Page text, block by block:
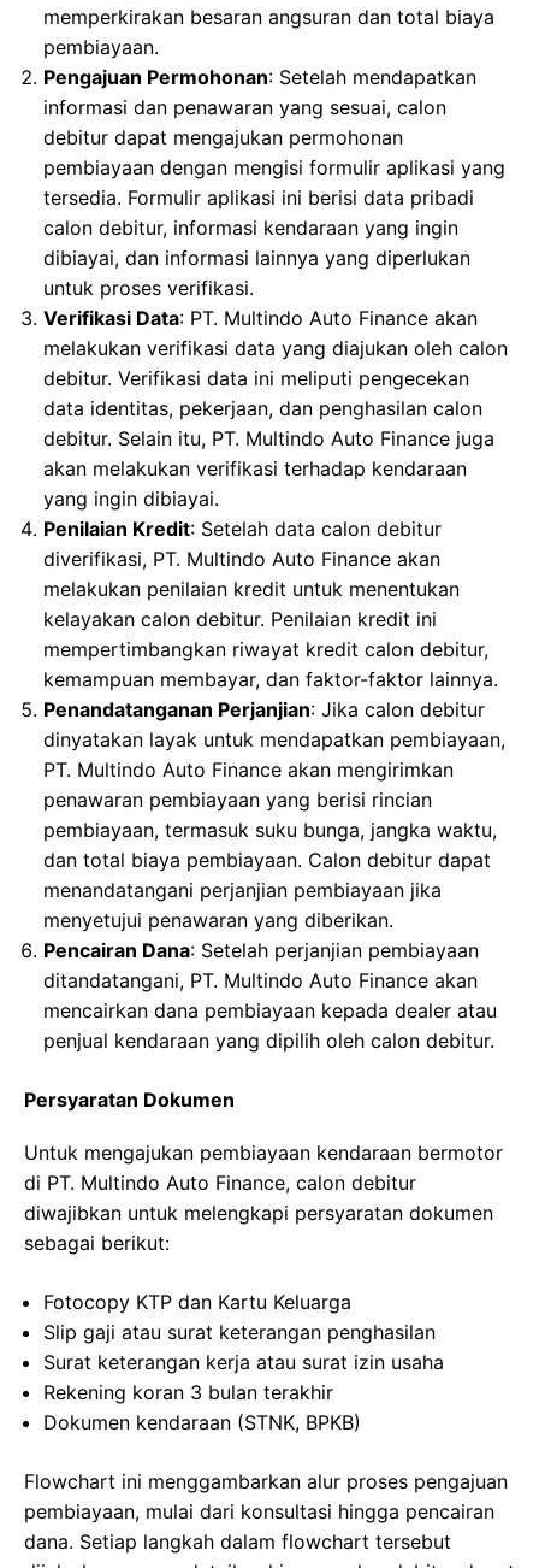
memperkirakan besaran angsuran dan total biaya
pembiayaan.
Pengajuan Permohonan: Setelah mendapatkan
informasi dan penawaran yang sesuai, calon
debitur dapat mengajukan permohonan
pembiayaan dengan mengisi formulir aplikasi yang
tersedia. Formulir aplikasi ini berisi data pribadi
calon debitur, informasi kendaraan yang ingin
dibiayai, dan informasi lainnya yang diperlukan
untuk proses verifikasi.
Verifikasi Data: PT. Multindo Auto Finance akan
melakukan verifikasi data yang diajukan oleh calon
debitur. Verifikasi data ini meliputi pengecekan
data identitas, pekerjaan, dan penghasilan calon
debitur. Selain itu, PT. Multindo Auto Finance juga
akan melakukan verifikasi terhadap kendaraan
yang ingin dibiayai.
Penilaian Kredit: Setelah data calon debitur
diverifikasi, PT. Multindo Auto Finance akan
melakukan penilaian kredit untuk menentukan
kelayakan calon debitur. Penilaian kredit ini
mempertimbangkan riwayat kredit calon debitur,
kemampuan membayar, dan faktor-faktor lainnya.
Penandatanganan Perjanjian: Jika calon debitur
dinyatakan layak untuk mendapatkan pembiayaan,
PT. Multindo Auto Finance akan mengirimkan
penawaran pembiayaan yang berisi rincian
pembiayaan, termasuk suku bunga, jangka waktu,
dan total biaya pembiayaan. Calon debitur dapat
menandatangani perjanjian pembiayaan jika
menyetujui penawaran yang diberikan.
Pencairan Dana: Setelah perjanjian pembiayaan
ditandatangani, PT. Multindo Auto Finance akan
mencairkan dana pembiayaan kepada dealer atau
penjual kendaraan yang dipilih oleh calon debitur.
Persyaratan Dokumen
Untuk mengajukan pembiayaan kendaraan bermotor
di PT. Multindo Auto Finance, calon debitur
diwajibkan untuk melengkapi persyaratan dokumen
sebagai berikut:
Fotocopy KTP dan Kartu Keluarga
Slip gaji atau surat keterangan penghasilan
Surat keterangan kerja atau surat izin usaha
Rekening koran 3 bulan terakhir
Dokumen kendaraan (STNK, BPKB)
Flowchart ini menggambarkan alur proses pengajuan
pembiayaan, mulai dari konsultasi hingga pencairan
dana. Setiap langkah dalam flowchart tersebut